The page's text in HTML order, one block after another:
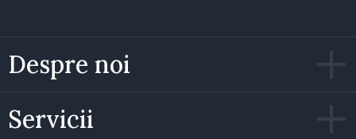
Despre noi
Servicii